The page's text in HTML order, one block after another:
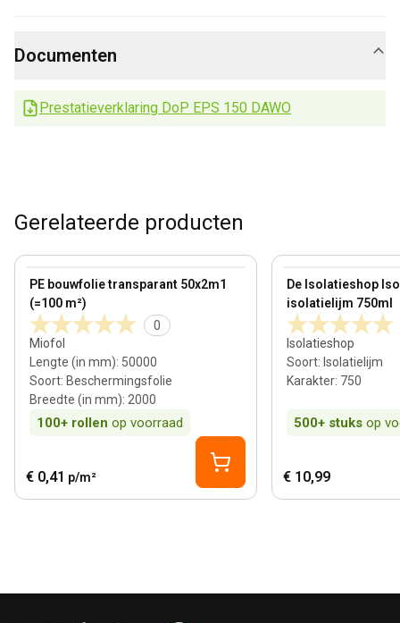
Documenten
Prestatieverklaring DoP EPS 150 DAWO
Gerelateerde producten
PE bouwfolie transparant 50x2m1
(=100 m²)
0
Miofol
Lengte (in mm): 50000
Soort: Beschermingsfolie
Breedte (in mm): 2000
100+ rollen op voorraad
View product
€ 0,41 p/m²
De Isolatieshop
isolatielijm 750ml
Isolatieshop
Soort: Isolatielijm
Karakter: 750
500+ stuks op
View product
€ 10,99